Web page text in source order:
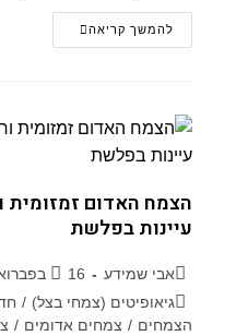
להמשך קריאה
הצמח האדום זמזומית
עיינות בפלשת
אבי שמידע
16 בפברואר 2015
גיאופיטים (צמחי בצל) /
הצמחים / צמחים אדומים /